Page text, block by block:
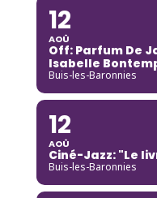
12
AOÛ
Off: Parfum De
Isabelle
Buis-les-Baronnies
12
AOÛ
Ciné-Jazz: "Le
Buis-les-Baronnies